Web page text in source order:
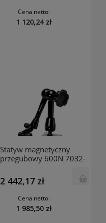
Cena netto:
1 120,24 zł
Statyw magnetyczny
przegubowy 600N 7032-
2 442,17 zł
Cena netto:
1 985,50 zł